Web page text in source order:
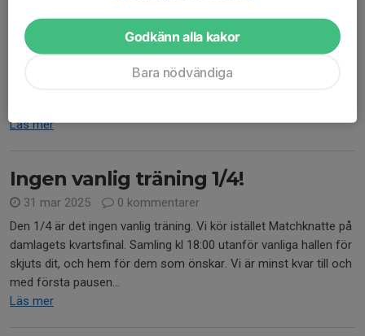
Ingen träning 16/5
Läs mer
Ingen vanlig träning 1/4!
31 mar 2025
0 kommentarer
Den 1/4 är det ingen vanlig träning. Vi kör istället Matchknatte på
damlagets kvartsfinal. Samling kl 18:00 utanför vanliga hallen för
skjuts dit, och hem för dem som önskar. Vi är minst kvar till och
med första pausen...
Läs mer
Godkänn alla kakor
Bara nödvändiga